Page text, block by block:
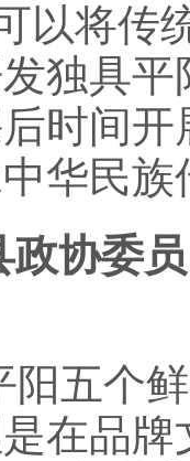
以将
独具
时间
华民
委员
五个鲜
在品